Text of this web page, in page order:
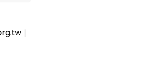
｜